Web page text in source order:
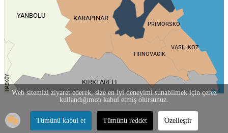
KIRKLARELI
YANBOLU
HASKÖY
KARAPINAR
TIRNOVACIK
PRIMORSKO
VASILIKOZ
Web sitemizi ziyaret ederek, size en iyi deneyimi sunabilmek için çerez
kullandığımızı kabul etmiş olursunuz.
Tümünü kabul et Tümünü reddet Özelleştir